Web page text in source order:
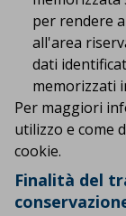
per rendere
all'area
dati
memorizzati
Per maggiori
utilizzo e come
cookie.
Finalità del